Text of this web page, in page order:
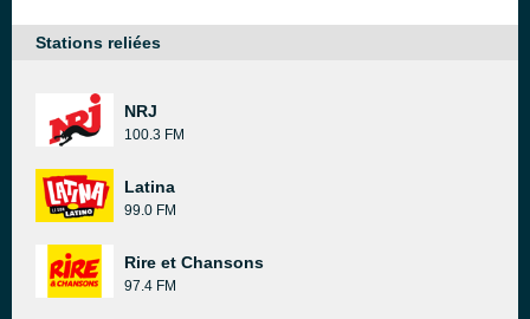
Stations reliées
NRJ
100.3 FM
Latina
99.0 FM
Rire et Chansons
97.4 FM